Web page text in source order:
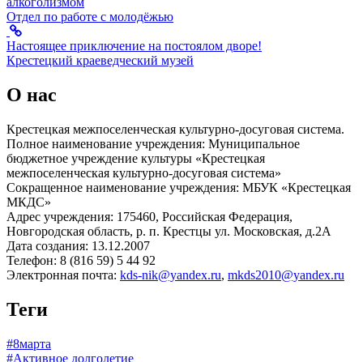
Отдел по работе с молодёжью
Настоящее приключение на постоялом дворе!
Крестецкий краеведческий музей
О нас
Крестецкая межпоселенческая культурно-досуговая система.
Полное наименование учреждения: Муниципальное
бюджетное учреждение культуры «Крестецкая
межпоселенческая культурно-досуговая система»
Сокращенное наименование учреждения: МБУК «Крестецкая
МКДС»
Адрес учреждения: 175460, Российская Федерация,
Новгородская область, р. п. Крестцы ул. Московская, д.2А
Дата создания: 13.12.2007
Телефон: 8 (816 59) 5 44 92
Электронная почта: kds-nik@yandex.ru, mkds2010@yandex.ru
Теги
#8марта
#Активное долголетие